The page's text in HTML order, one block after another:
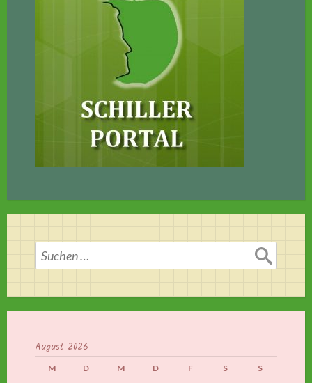
Suchen
nach:
August 2026
M D M D F S S